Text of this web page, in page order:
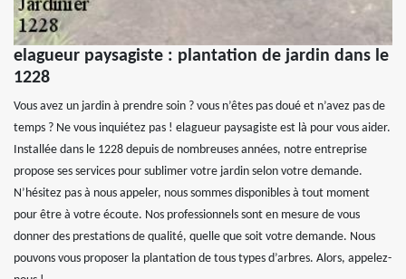
elagueur paysagiste : plantation de jardin dans le
1228
Vous avez un jardin à prendre soin ? vous n’êtes pas doué et n’avez pas de
temps ? Ne vous inquiétez pas ! elagueur paysagiste est là pour vous aider.
Installée dans le 1228 depuis de nombreuses années, notre entreprise
propose ses services pour sublimer votre jardin selon votre demande.
N’hésitez pas à nous appeler, nous sommes disponibles à tout moment
pour être à votre écoute. Nos professionnels sont en mesure de vous
donner des prestations de qualité, quelle que soit votre demande. Nous
pouvons vous proposer la plantation de tous types d’arbres. Alors, appelez-